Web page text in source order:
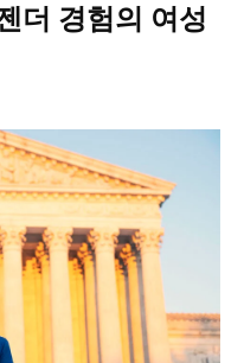
더 경험의 여성